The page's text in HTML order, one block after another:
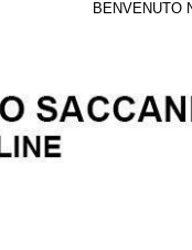
BENVENUTO